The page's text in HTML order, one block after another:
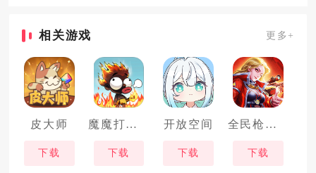
相关游戏 更多+
皮大师
下载
魔魔打勇士
下载
开放空间
下载
全民枪火2.0
下载